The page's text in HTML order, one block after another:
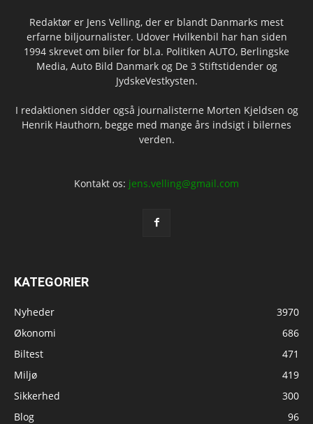
Redaktør er Jens Velling, der er blandt Danmarks mest
erfarne biljournalister. Udover Hvilkenbil har han siden
1994 skrevet om biler for bl.a. Politiken AUTO, Berlingske
Media, Auto Bild Danmark og De 3 Stiftstidender og
JydskeVestkysten.
I redaktionen sidder også journalisterne Morten Kjeldsen og
Henrik Hauthorn, begge med mange års indsigt i bilernes
verden.
Kontakt os: jens.velling@gmail.com
KATEGORIER
Nyheder
3970
Økonomi
686
Biltest
471
Miljø
419
Sikkerhed
300
Blog
96